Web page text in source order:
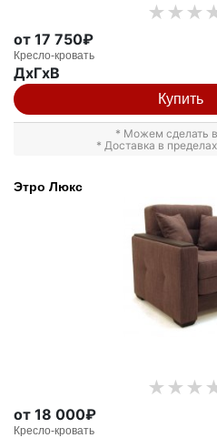
от 17 750₽
Кресло-кровать
ДxГxВ
Купить
* Можем сделать
* Доставка в
Этро Люкс
от 18 000₽
Кресло-кровать